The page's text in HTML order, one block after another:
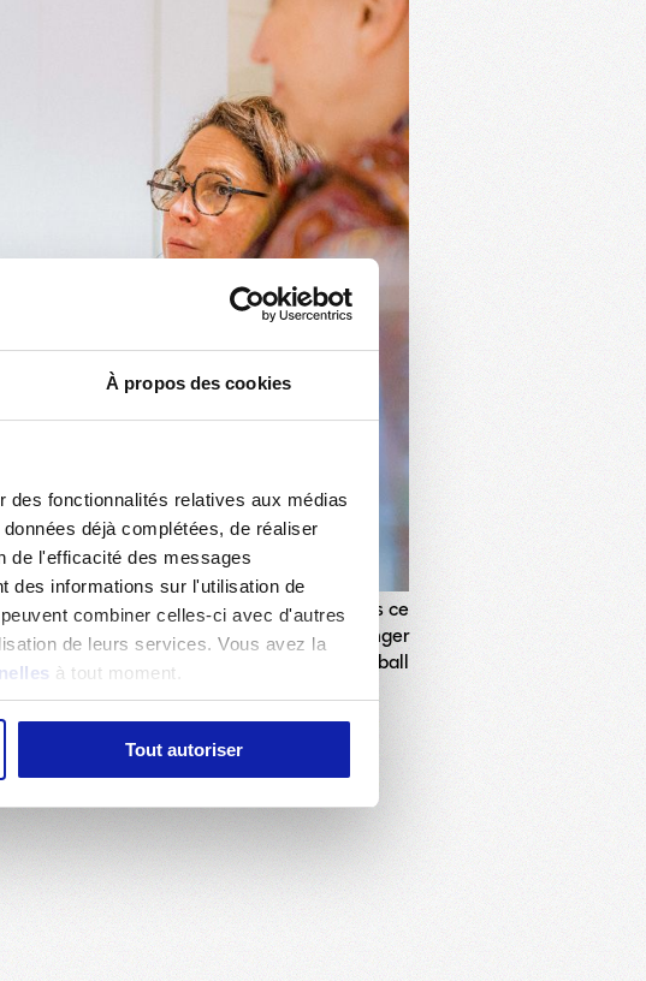
À propos des cookies
des fonctionnalités relatives aux médias
déjà complétées, de réaliser
de l'efficacité des messages
des informations sur l'utilisation de
combiner celles-ci avec d'autres
de leurs services. Vous avez la
à tout moment.
Tout autoriser
au Centre d’entraînement de OL Lyonnes ce
Alpes, Préfète du Rhône,elle a pu échanger
et de médiatisation du football